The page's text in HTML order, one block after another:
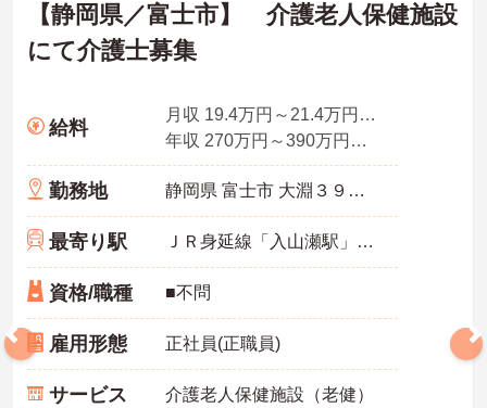
【静岡県／富士市】 介護老人保健施設
にて介護士募集
給料
月収 19.4万円～21.4万円程度（諸手当込み）
年収 270万円～390万円程度（諸手当込み）
勤務地 静岡県 富士市 大淵３９０１－１
最寄り駅 ＪＲ身延線「入山瀬駅」バス・車13分
資格/職種 ■不問
雇用形態 正社員(正職員)
サービス 介護老人保健施設（老健）